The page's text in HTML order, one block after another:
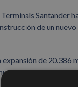
Santander
de un
de
nave